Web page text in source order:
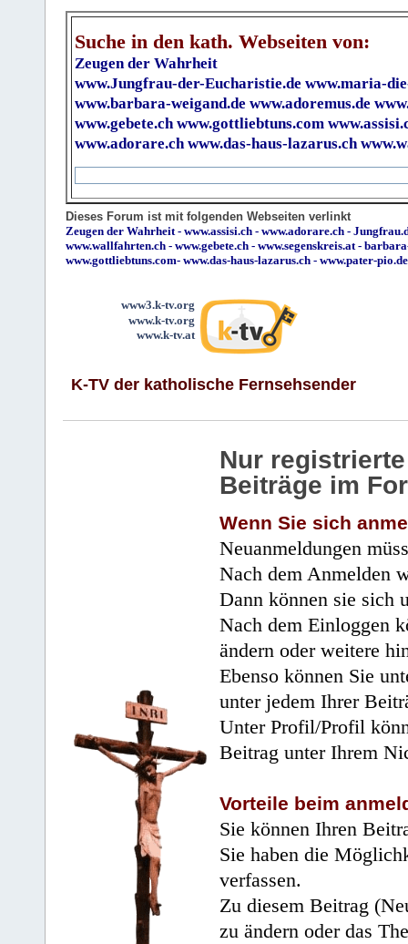
Suche in den kath. Webseiten von:
Zeugen der Wahrheit
www.Jungfrau-der-Eucharistie.de www.maria-
www.barbara-weigand.de www.adoremus.de
www.gebete.ch www.gottliebtuns.com
www.adorare.ch www.das-haus-lazarus.ch
Dieses Forum ist mit folgenden Webseiten verlinkt
Zeugen der Wahrheit- www.assisi.ch - www.adorare.ch -
www.wallfahrten.ch - www.gebete.ch - www.segenskreis.at-
www.gottliebtuns.com- www.das-haus-lazarus.ch - www.pater-pio.de
www3.k-tv.org
www.k-tv.org
www.k-tv.at
K-TV der katholische Fernsehsender
Nur
Beiträge im
Wenn Sie sich
Neuanmeldungen
Nach dem Anmelden
Dann können sie sich
Nach dem Einloggen
ändern oder weitere
Ebenso können Sie
unter jedem Ihrer
Unter Profil/Profil
Beitrag unter Ihrem
Vorteile beim
Sie können Ihren
Sie haben die
verfassen.
Zu diesem Beitrag
zu ändern oder das